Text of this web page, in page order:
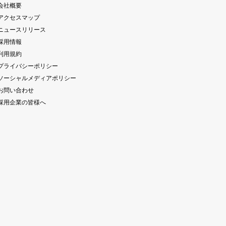
社概要
クセスマップ
ュースリリース
用情報
用規約
ライバシーポリシー
ーシャルメディアポリシー
問い合わせ
用企業の皆様へ